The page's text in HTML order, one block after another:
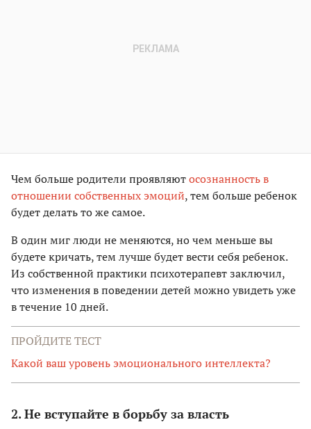
Чем больше родители проявляютосознанность в
отношении собственных эмоций, тем больше ребенок
будет делать то же самое.
В один миг люди не меняются, но чем меньше вы
будете кричать, тем лучше будет вести себя ребенок.
Из собственной практики психотерапевт заключил,
что изменения в поведении детей можно увидеть уже
в течение 10 дней.
ПРОЙДИТЕ ТЕСТ
Какой ваш уровень эмоционального интеллекта?
2. Не вступайте в борьбу за власть